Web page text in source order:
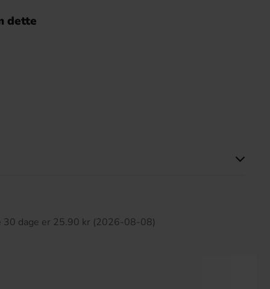
dette
30 dage er 25.90 kr (2026-08-08)